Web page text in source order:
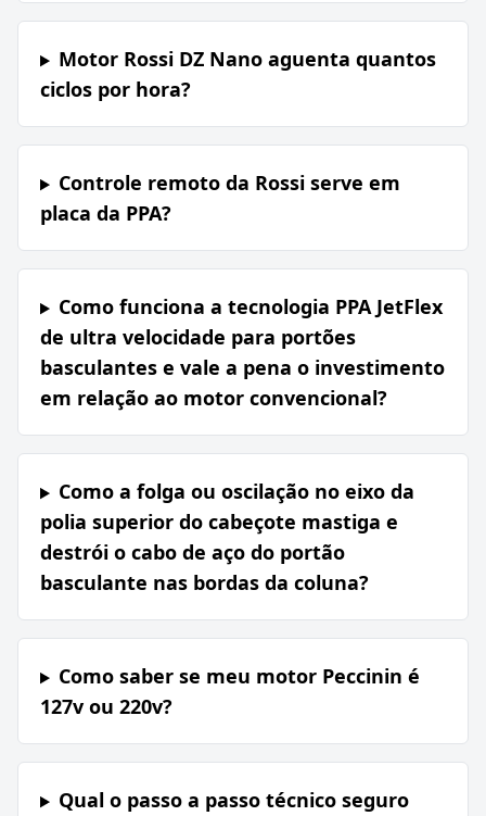
Motor Rossi DZ Nano aguenta quantos
ciclos por hora?
Controle remoto da Rossi serve em
placa da PPA?
Como funciona a tecnologia PPA JetFlex
de ultra velocidade para portões
basculantes e vale a pena o investimento
em relação ao motor convencional?
Como a folga ou oscilação no eixo da
polia superior do cabeçote mastiga e
destrói o cabo de aço do portão
basculante nas bordas da coluna?
Como saber se meu motor Peccinin é
127v ou 220v?
Qual o passo a passo técnico seguro